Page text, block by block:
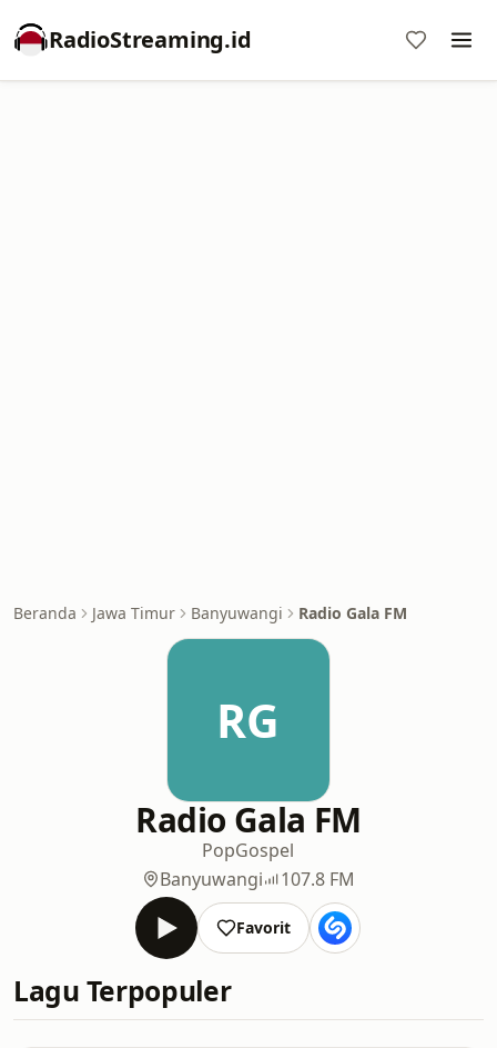
RadioStreaming.id
Beranda Jawa Timur Banyuwangi Radio Gala FM
RG
Radio Gala FM
PopGospel
Banyuwangi
107.8 FM
Favorit
Lagu Terpopuler